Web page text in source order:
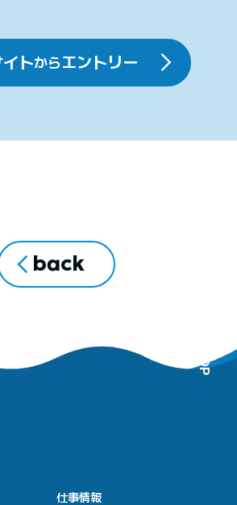
トからエントリー
back
PAGE TOP
仕事情報